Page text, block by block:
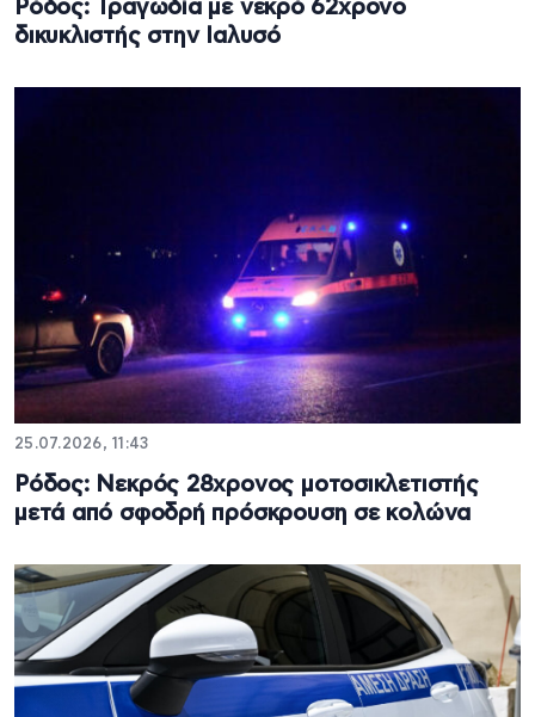
Ρόδος: Τραγωδία με νεκρό 62χρονο
δικυκλιστής στην Ιαλυσό
25.07.2026, 11:43
Ρόδος: Νεκρός 28χρονος μοτοσικλετιστής
μετά από σφοδρή πρόσκρουση σε κολώνα